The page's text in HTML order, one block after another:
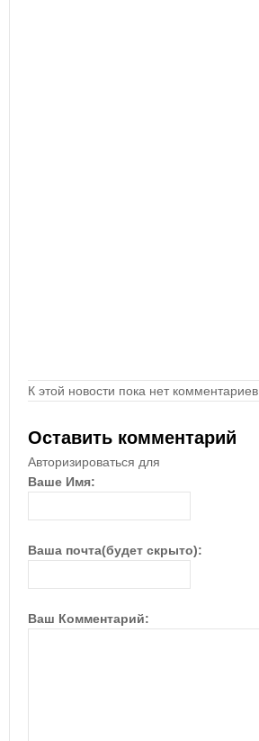
К этой новости пока нет комментариев.
Оставить комментарий
Авторизироваться для
Ваше Имя:
Ваша почта(будет скрыто):
Ваш Комментарий: